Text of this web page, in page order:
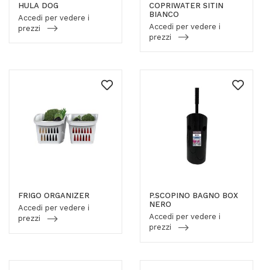
HULA DOG
Accedi per vedere i
prezzi
COPRIWATER SITIN
BIANCO
Accedi per vedere i
prezzi
FRIGO ORGANIZER
Accedi per vedere i
prezzi
P.SCOPINO BAGNO BOX
NERO
Accedi per vedere i
prezzi